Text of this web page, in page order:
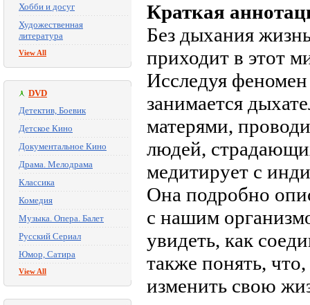
Хобби и досуг
Художественная
литература
View All
DVD
Детектив, Боевик
Детское Кино
Документальное Кино
Драма. Мелодрама
Классика
Комедия
Музыка. Опера. Балет
Русский Сериал
Юмор, Сатира
View All
Краткая
Без дыхания
приходит в этот
Исследуя
занимается
матерями,
людей,
медитирует с
Она подробно
с нашим
увидеть, как
также понять,
изменить свою